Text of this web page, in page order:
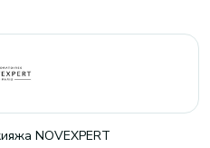
NOVEXPERT